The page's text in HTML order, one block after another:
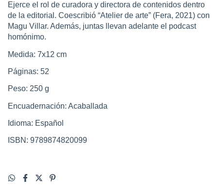
Ejerce el rol de curadora y directora de contenidos dentro
de la editorial. Coescribió “Atelier de arte” (Fera, 2021) con
Magu Villar. Además, juntas llevan adelante el podcast
homónimo.
Medida: 7x12 cm
Páginas: 52
Peso: 250 g
Encuadernación: Acaballada
Idioma: Español
ISBN: 9789874820099